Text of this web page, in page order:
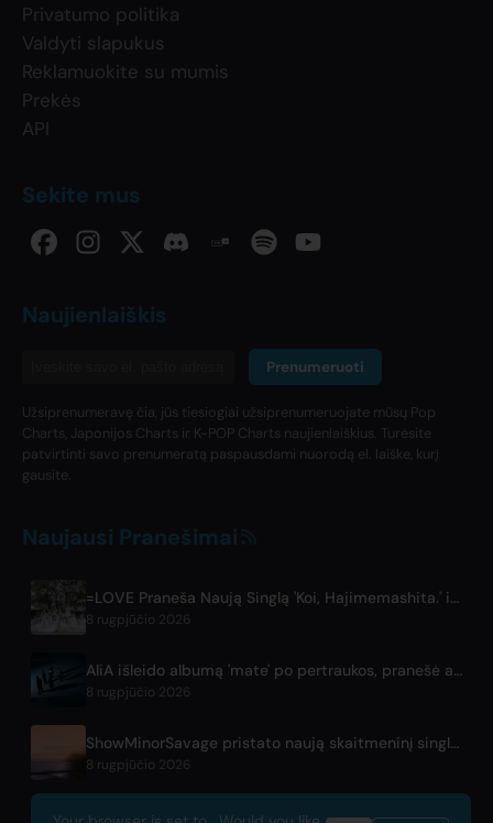
Privatumo politika
Valdyti slapukus
Reklamuokite su mumis
Prekės
API
Sekite mus
Naujienlaiškis
Prenumeruoti
Užsiprenumeravę čia, jūs tiesiogiai užsiprenumeruojate mūsų Pop
Charts, Japonijos Charts ir K-POP Charts naujienlaiškius. Turėsite
patvirtinti savo prenumeratą paspausdami nuorodą el. laiške, kurį
gausite.
Naujausi Pranešimai
=LOVE Praneša Naują Singlą 'Koi, Hajimemashita.' ir Koncertus Tokijo Dome
8 rugpjūčio 2026
AliA išleido albumą 'mate' po pertraukos, pranešė apį koncertą Tokijuje
8 rugpjūčio 2026
ShowMinorSavage pristato naują skaitmeninį singlą 'Gradation'
8 rugpjūčio 2026